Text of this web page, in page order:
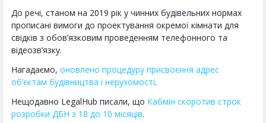
До речі, станом на 2019 рік у чинних будівельних нормах
прописані вимоги до проектування окремої кімнати для
свідків з обов’язковим проведенням телефонного та
відеозв’язку.
Нагадаємо, оновлено процедуру присвоєння адрес
об’єктам будівництва і нерухомості.
Нещодавно LegalHub писали, що Кабмін скоротив строк
розробки ДБН з 18 до 10 місяців.